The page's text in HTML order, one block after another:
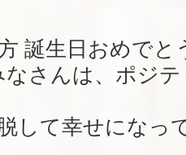
方 誕生日おめ
なさんは、ポジ
して幸せになっ